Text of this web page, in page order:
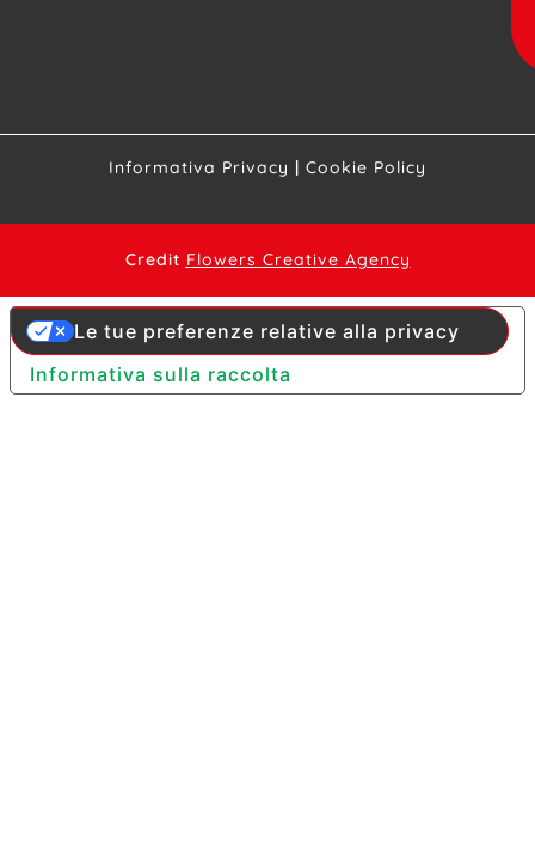
Informativa Privacy | Cookie Policy
Credit Flowers Creative Agency
Informativa sulla raccolta
Le tue preferenze relative alla privacy